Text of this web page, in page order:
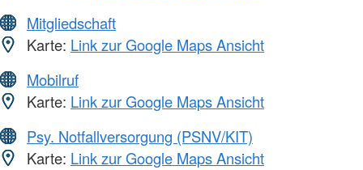
Mitgliedschaft
Karte: Link zur Google Maps Ansicht
Mobilruf
Karte: Link zur Google Maps Ansicht
Psy. Notfallversorgung (PSNV/KIT)
Karte: Link zur Google Maps Ansicht